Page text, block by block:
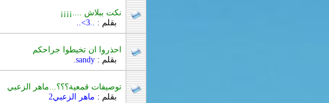
نكت ببلاش ....¡¡¡¡
بقلم : ..3>..
احذروا ان تخيطوا جراحكم
بقلم :sandy.
توصيفات قمعية؟؟؟...ماهر الزعبي
بقلم : ماهر الزعبي2